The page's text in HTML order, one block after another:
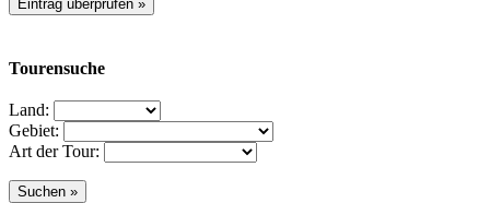
Tourensuche
Land:
Gebiet:
Art der Tour: